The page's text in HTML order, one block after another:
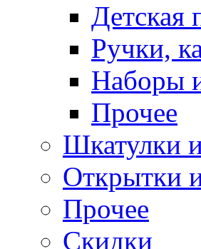
Детская
Ручки,
Наборы
Прочее
Шкатулки
Открытки
Прочее
Скидки